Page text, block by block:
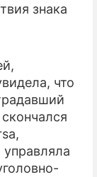
знака
что